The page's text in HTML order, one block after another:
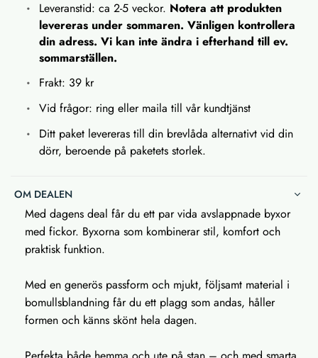
Leveranstid: ca 2-5 veckor. Notera att produkten
levereras under sommaren. Vänligen kontrollera
din adress. Vi kan inte ändra i efterhand till ev.
sommarställen.
Frakt: 39 kr
Vid frågor: ring eller maila till vår kundtjänst
Ditt paket levereras till din brevlåda alternativt vid din
dörr, beroende på paketets storlek.
OM DEALEN
Med dagens deal får du ett par vida avslappnade byxor
med fickor. Byxorna som kombinerar stil, komfort och
praktisk funktion.
Med en generös passform och mjukt, följsamt material i
bomullsblandning får du ett plagg som andas, håller
formen och känns skönt hela dagen.